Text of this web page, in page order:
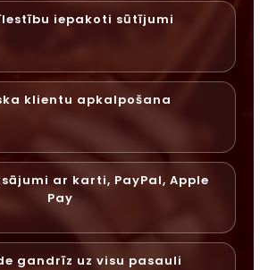
iepakoti sūtījumi
klientu apkalpošana
ar karti, PayPal, Apple
Pay
gandrīz uz visu pasauli